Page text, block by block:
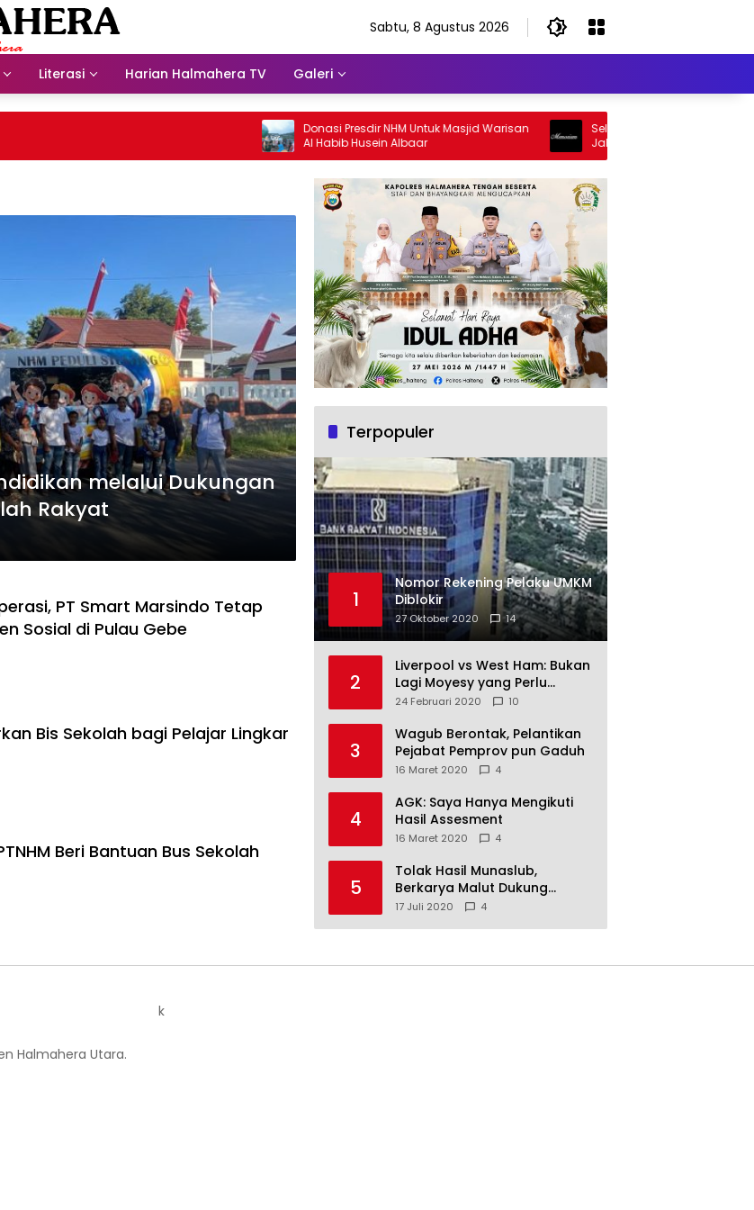
Sabtu, 8 Agustus 2026
Literasi Harian Halmahera TV Galeri
Donasi Presdir NHM Untuk Masjid Warisan
Al Habib Husein Albaar
Selamat Jalan Sang Inspirator,
Jalan Abangku Yuslam Idris
melalui Dukungan
Rakyat
PT Smart Marsindo Tetap
Sosial di Pulau Gebe
Bis Sekolah bagi Pelajar Lingkar
Beri Bantuan Bus Sekolah
Terpopuler
1
Nomor Rekening Pelaku UMKM
Diblokir
27 Oktober 2020 14
2
Liverpool vs West Ham: Bukan
Lagi Moyesy yang Perlu
Ditakuti
24 Februari 2020 10
3
Wagub Berontak, Pelantikan
Pejabat Pemprov pun Gaduh
16 Maret 2020 4
4
AGK: Saya Hanya Mengikuti
Hasil Assesment
16 Maret 2020 4
5
Tolak Hasil Munaslub,
Berkarya Malut Dukung
Tommy Soeharto
17 Juli 2020 4
Halmahera Utara.
k